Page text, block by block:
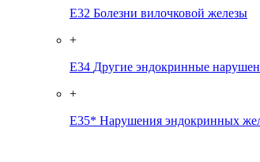
E32 Болезни вилочковой железы
+
E34 Другие эндокринные
+
E35* Нарушения эндокринных